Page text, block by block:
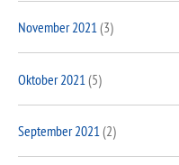
November 2021(3)
Oktober 2021 (5)
September 2021 (2)